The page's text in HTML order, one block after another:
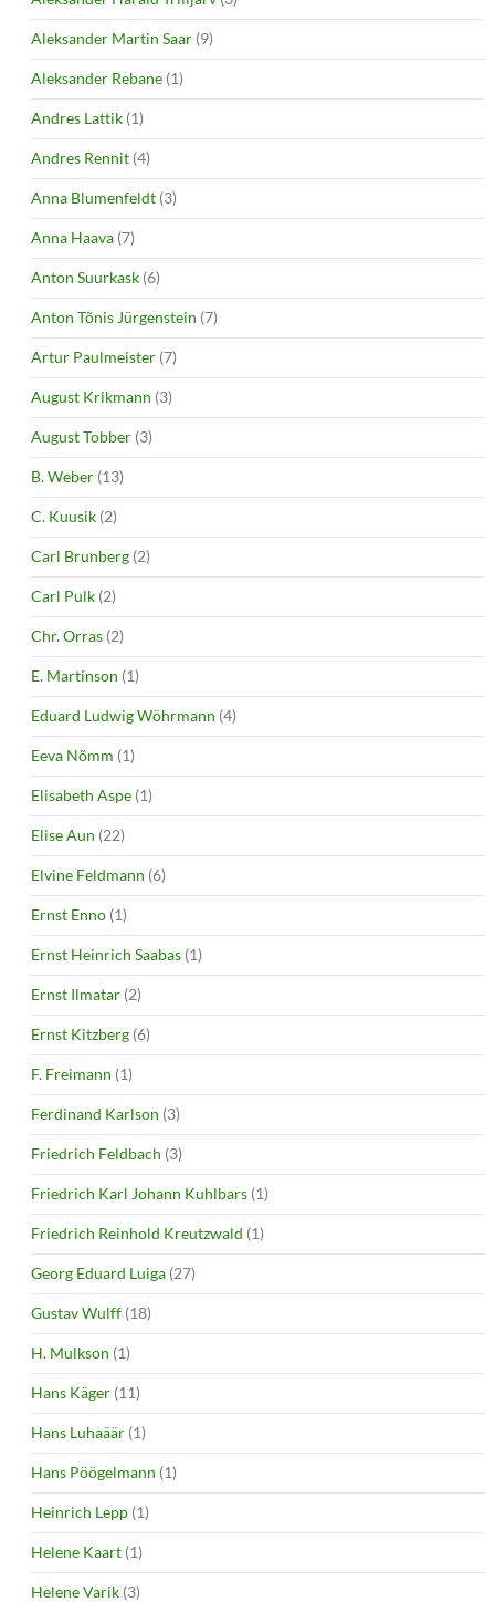
Aleksander Martin Saar (9)
Aleksander Rebane (1)
Andres Lattik (1)
Andres Rennit (4)
Anna Blumenfeldt (3)
Anna Haava (7)
Anton Suurkask (6)
Anton Tõnis Jürgenstein (7)
Artur Paulmeister (7)
August Krikmann (3)
August Tobber (3)
B. Weber (13)
C. Kuusik (2)
Carl Brunberg (2)
Carl Pulk (2)
Chr. Orras (2)
E. Martinson (1)
Eduard Ludwig Wöhrmann (4)
Eeva Nõmm (1)
Elisabeth Aspe (1)
Elise Aun (22)
Elvine Feldmann (6)
Ernst Enno (1)
Ernst Heinrich Saabas (1)
Ernst Ilmatar (2)
Ernst Kitzberg (6)
F. Freimann (1)
Ferdinand Karlson (3)
Friedrich Feldbach (3)
Friedrich Karl Johann Kuhlbars (1)
Friedrich Reinhold Kreutzwald (1)
Georg Eduard Luiga (27)
Gustav Wulff (18)
H. Mulkson (1)
Hans Käger (11)
Hans Luhaäär (1)
Hans Pöögelmann (1)
Heinrich Lepp (1)
Helene Kaart (1)
Helene Varik (3)